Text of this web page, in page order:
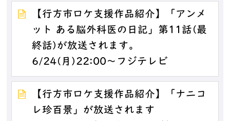
【行方市ロケ支援作品紹介】「アンメ
ット ある脳外科医の日記」第11話(最
終話)が放送されます。
6/24(月)22:00～フジテレビ
【行方市ロケ支援作品紹介】「ナニコ
レ珍百景」が放送されます